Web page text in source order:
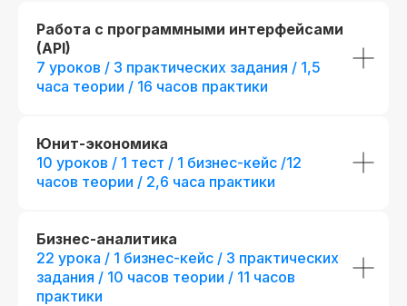
Работа с программными интерфейсами
(API)
7 уроков / 3 практических задания / 1,5
часа теории / 16 часов практики
Юнит-экономика
10 уроков / 1 тест / 1 бизнес-кейс /12
часов теории / 2,6 часа практики
Бизнес-аналитика
22 урока / 1 бизнес-кейс / 3 практических
задания / 10 часов теории / 11 часов
практики